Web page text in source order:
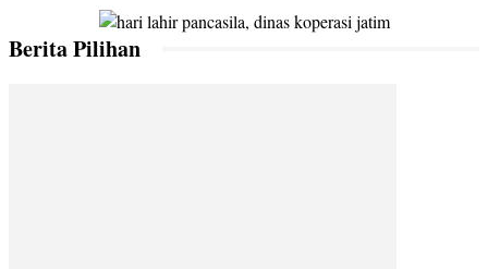
Berita Pilihan